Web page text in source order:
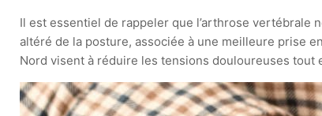
Il est essentiel de rappeler que l’arthrose vertébrale
altéré de la posture, associée à une meilleure prise
Nord visent à réduire les tensions douloureuses